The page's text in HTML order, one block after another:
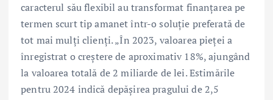
caracterul său flexibil au transformat finanțarea pe
termen scurt tip amanet într-o soluție preferată de
tot mai mulți clienți. „În 2023, valoarea pieței a
înregistrat o creștere de aproximativ 18%, ajungând
la valoarea totală de 2 miliarde de lei. Estimările
pentru 2024 indică depășirea pragului de 2,5